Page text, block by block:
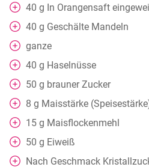
40 g In Orangensaft
40 g Geschälte Mandeln
ganze
40 g Haselnüsse
50 g brauner Zucker
8 g Maisstärke
15 g Maisflockenmehl
50 g Eiweiß
Nach Geschmack